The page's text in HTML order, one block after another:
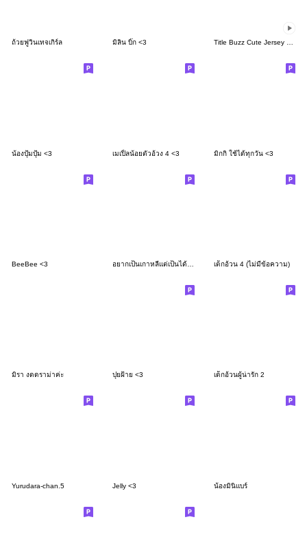
ถ้วยฟูวินเทจเกิร์ล มิลิน บิ๊ก <3 Title Buzz Cute Jersey Chan
น้องปุ้มปุ้ม <3 เมเปิ้ลน้อยตัวอ้วง 4 <3 มิกกิ ใช้ได้ทุกวัน <3
BeeBee <3 เด็กอ้วน 4 (ไม่มีข้อความ)
มิรา งดดราม่าค่ะ ปุยฝ้าย <3 เด็กอ้วนผู้น่ารัก 2
Yurudara-chan.5 Jelly <3 น้องมินิแบร์